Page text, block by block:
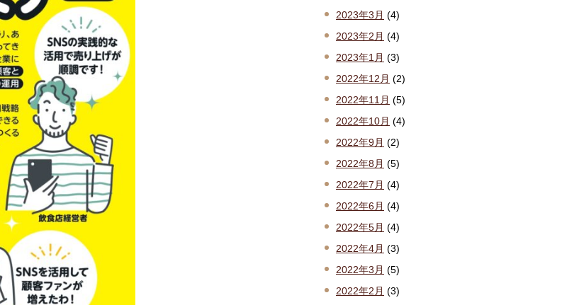
2023年3月 (4)
2023年2月 (4)
2023年1月 (3)
2022年12月 (2)
2022年11月 (5)
2022年10月 (4)
2022年9月 (2)
2022年8月 (5)
2022年7月 (4)
2022年6月 (4)
2022年5月 (4)
2022年4月 (3)
2022年3月 (5)
2022年2月 (3)